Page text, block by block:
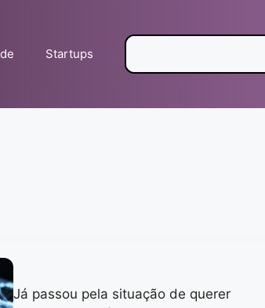
Startups
Já passou pela situação de querer